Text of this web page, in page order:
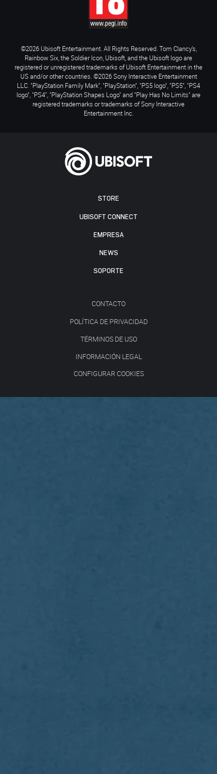
STORE
UBISOFT CONNECT
EMPRESA
NEWS
SOPORTE
CONTACTO
POLÍTICA DE PRIVACIDAD
TÉRMINOS DE USO
INFORMACIÓN LEGAL
CONFIGURAR COOKIES
©2026 Ubisoft Entertainment. All Rights Reserved. Tom Clancy’s,
Rainbow Six, the Soldier Icon, Ubisoft, and the Ubisoft logo are
registered or unregistered trademarks of Ubisoft Entertainment in the
US and/or other countries. ©2026 Sony Interactive Entertainment
LLC. "PlayStation Family Mark", "PlayStation", "PS5 logo", "PS5", "PS4
logo", "PS4", "PlayStation Shapes Logo" and "Play Has No Limits" are
registered trademarks or trademarks of Sony Interactive
Entertainment Inc.